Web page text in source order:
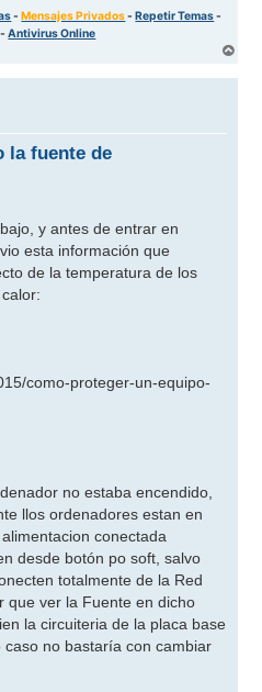
-Mensajes Privados-Repetir Temas-
-Antivirus Online
r
la fuente de
y antes de entrar en
esta información que
de la temperatura de los
como-proteger-un-equipo-
no estaba encendido,
llos ordenadores estan en
conectada
desde botón po soft, salvo
totalmente de la Red
que ver la Fuente en dicho
la circuiteria de la placa base
no bastaría con cambiar